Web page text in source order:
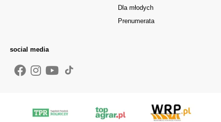
Dla młodych
Prenumerata
social media